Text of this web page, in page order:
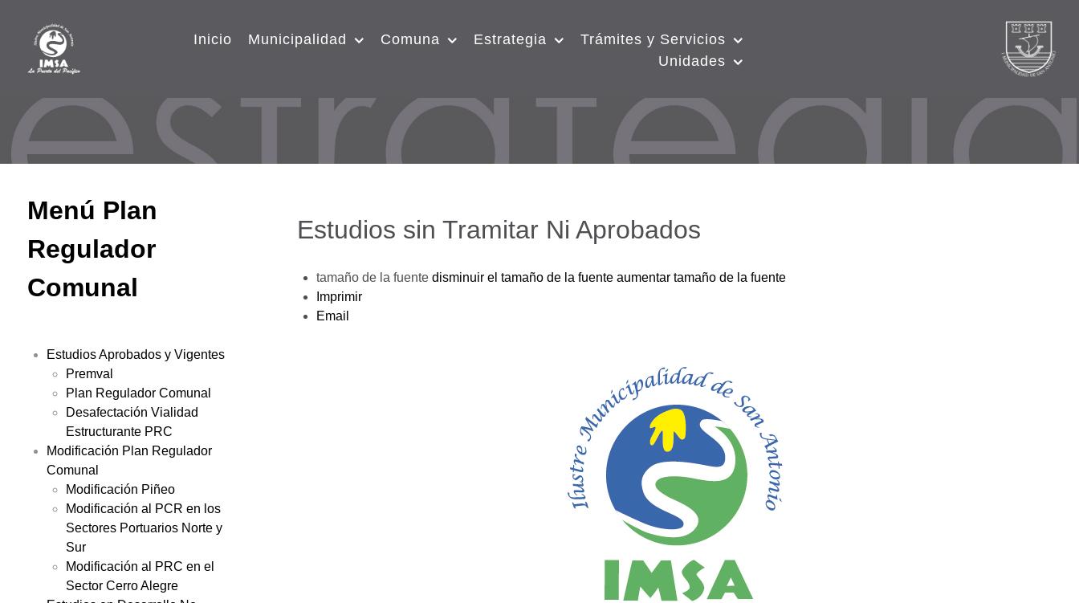
Inicio Municipalidad Comuna Estrategia
Trámites y Servicios
Unidades
Menú Plan
Regulador
Comunal
Estudios Aprobados y Vigentes
Premval
Plan Regulador Comunal
Desafectación Vialidad
Estructurante PRC
Modificación Plan Regulador
Comunal
Modificación Piñeo
Modificación al PCR en los
Sectores Portuarios Norte y
Sur
Modificación al PRC en el
Sector Cerro Alegre
Estudios sin Tramitar Ni Aprobados
tamaño de la fuente disminuir el tamaño de la fuente aumentar tamaño de la fuente
Imprimir
Email